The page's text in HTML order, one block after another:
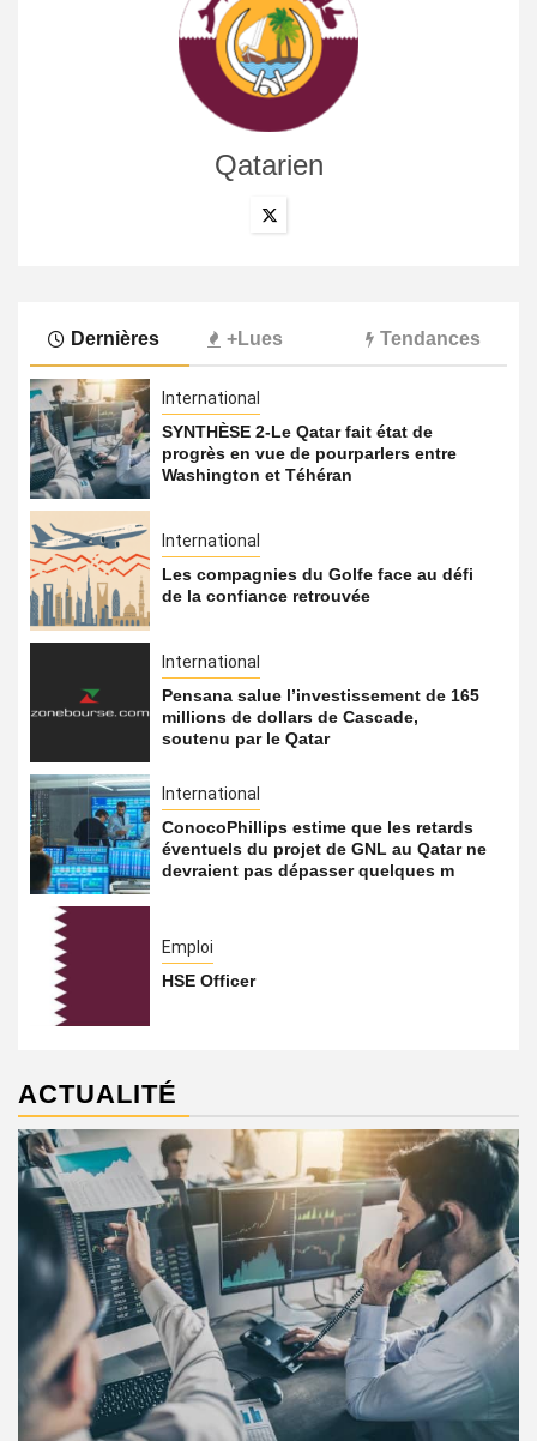
Qatarien
Dernières +Lues Tendances
International
SYNTHÈSE 2-Le Qatar fait état de
progrès en vue de pourparlers entre
Washington et Téhéran
International
Les compagnies du Golfe face au défi
de la confiance retrouvée
International
Pensana salue l’investissement de 165
millions de dollars de Cascade,
soutenu par le Qatar
International
ConocoPhillips estime que les retards
éventuels du projet de GNL au Qatar ne
devraient pas dépasser quelques m
Emploi
HSE Officer
ACTUALITÉ